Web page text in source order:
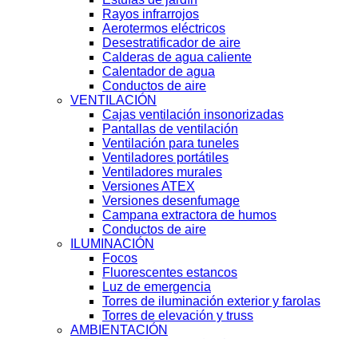
Rayos infrarrojos
Aerotermos eléctricos
Desestratificador de aire
Calderas de agua caliente
Calentador de agua
Conductos de aire
VENTILACIÓN
Cajas ventilación insonorizadas
Pantallas de ventilación
Ventilación para tuneles
Ventiladores portátiles
Ventiladores murales
Versiones ATEX
Versiones desenfumage
Campana extractora de humos
Conductos de aire
ILUMINACIÓN
Focos
Fluorescentes estancos
Luz de emergencia
Torres de iluminación exterior y farolas
Torres de elevación y truss
AMBIENTACIÓN